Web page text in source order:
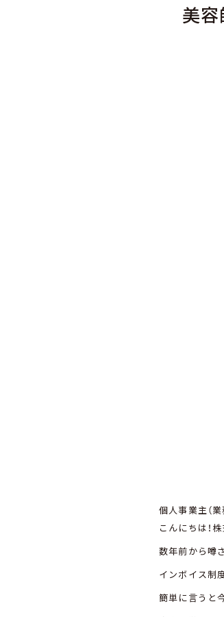
美
個人事業主（
こんにちは！
数年前から噂
インボイス制
簡単に言うと